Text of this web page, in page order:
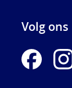
Volg ons